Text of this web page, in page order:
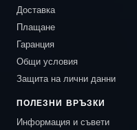
Доставка
Плащане
Гаранция
Общи условия
Защита на лични данни
ПОЛЕЗНИ ВРЪЗКИ
Информация и съвети